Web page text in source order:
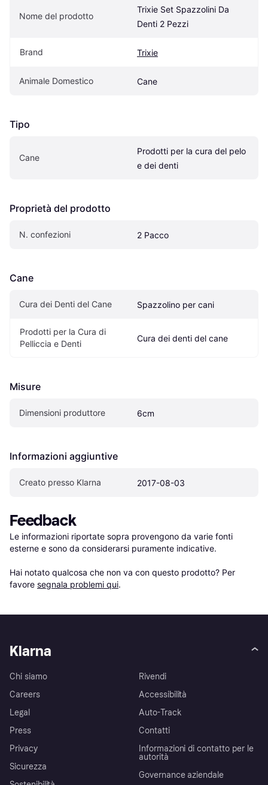
Nome del prodotto
Trixie Set Spazzolini Da
Denti 2 Pezzi
Brand Trixie
Animale Domestico Cane
Tipo
Cane
Prodotti per la cura del pelo
e dei denti
Proprietà del prodotto
N. confezioni 2 Pacco
Cane
Cura dei Denti del Cane Spazzolino per cani
Prodotti per la Cura di
Pelliccia e Denti
Cura dei denti del cane
Misure
Dimensioni produttore 6cm
Informazioni aggiuntive
Creato presso Klarna 2017-08-03
Feedback
Le informazioni riportate sopra provengono da varie fonti
esterne e sono da considerarsi puramente indicative.
Hai notato qualcosa che non va con questo prodotto? Per
favore segnala problemi qui.
Klarna
Chi siamo
Careers
Legal
Press
Privacy
Sicurezza
Rivendi
Accessibilità
Auto-Track
Contatti
Informazioni di contatto per le
autorità
Governance aziendale